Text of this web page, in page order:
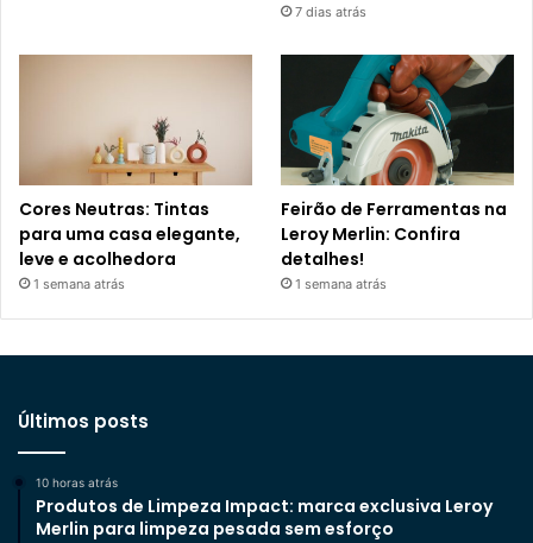
7 dias atrás
Cores Neutras: Tintas
para uma casa elegante,
leve e acolhedora
1 semana atrás
Feirão de Ferramentas na
Leroy Merlin: Confira
detalhes!
1 semana atrás
Últimos posts
10 horas atrás
Produtos de Limpeza Impact: marca exclusiva Leroy
Merlin para limpeza pesada sem esforço